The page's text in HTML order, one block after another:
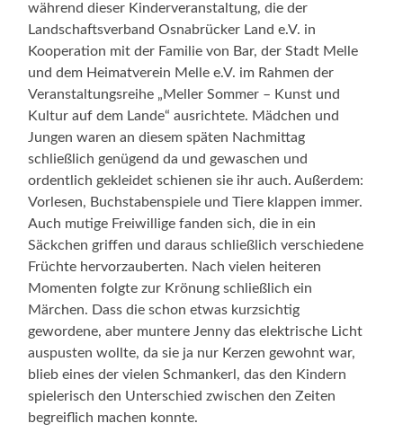
während dieser Kinderveranstaltung, die der
Landschaftsverband Osnabrücker Land e.V. in
Kooperation mit der Familie von Bar, der Stadt Melle
und dem Heimatverein Melle e.V. im Rahmen der
Veranstaltungsreihe „Meller Sommer – Kunst und
Kultur auf dem Lande“ ausrichtete. Mädchen und
Jungen waren an diesem späten Nachmittag
schließlich genügend da und gewaschen und
ordentlich gekleidet schienen sie ihr auch. Außerdem:
Vorlesen, Buchstabenspiele und Tiere klappen immer.
Auch mutige Freiwillige fanden sich, die in ein
Säckchen griffen und daraus schließlich verschiedene
Früchte hervorzauberten. Nach vielen heiteren
Momenten folgte zur Krönung schließlich ein
Märchen. Dass die schon etwas kurzsichtig
gewordene, aber muntere Jenny das elektrische Licht
auspusten wollte, da sie ja nur Kerzen gewohnt war,
blieb eines der vielen Schmankerl, das den Kindern
spielerisch den Unterschied zwischen den Zeiten
begreiflich machen konnte.